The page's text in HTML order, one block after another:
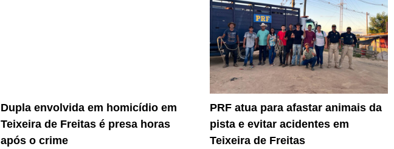
Dupla envolvida em homicídio em
Teixeira de Freitas é presa horas
após o crime
PRF atua para afastar animais da
pista e evitar acidentes em
Teixeira de Freitas